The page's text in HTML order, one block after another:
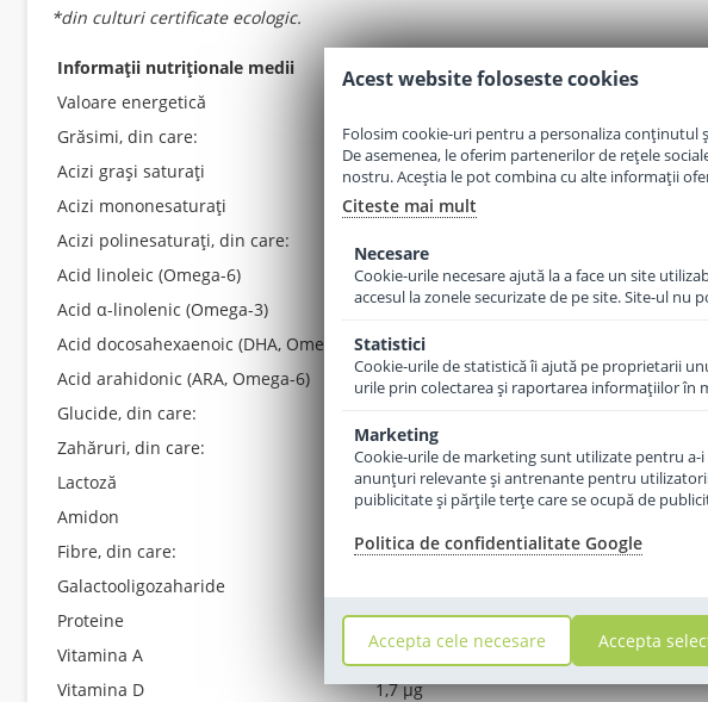
*din culturi certificate ecologic.
Informații nutriționale medii
la 100 ml de produs gata de consum
Valoare energetică
Grăsimi, din care:
3,3 g
Acizi grași saturați
1,2 g
Acizi mononesaturați
1,6 g
Acizi polinesaturați, din care:
Acid linoleic (Omega-6)
431 mg
Acid α-linolenic (Omega-3)
44 mg
Acid docosahexaenoic (DHA, Omega-3) 16 mg
Acid arahidonic (ARA, Omega-6)
8,1 mg
Glucide, din care:
Zahăruri, din care:
4,2 g
Lactoză
3,5 g
Amidon
Fibre, din care:
0,5 g
Galactooligozaharide
Proteine
1,4 g
Vitamina A
61,4µg
Vitamina D
1,7 µg
Acest website foloseste cookies
Folosim cookie-uri pentru a personaliza conținutul
De asemenea, le oferim partenerilor de rețele
nostru. Aceștia le pot combina cu alte informații
Citeste mai mult
Necesare
Cookie-urile necesare ajută la a face un site
accesul la zonele securizate de pe site. Site-ul
Statistici
Cookie-urile de statistică îi ajută pe proprietarii
urile prin colectarea şi raportarea informaţiilor în
Marketing
Cookie-urile de marketing sunt utilizate pentru
anunţuri relevante şi antrenante pentru
puiblicitate şi părţile terţe care se ocupă de
Politica de confidentialitate Google
Accepta cele necesare Accepta